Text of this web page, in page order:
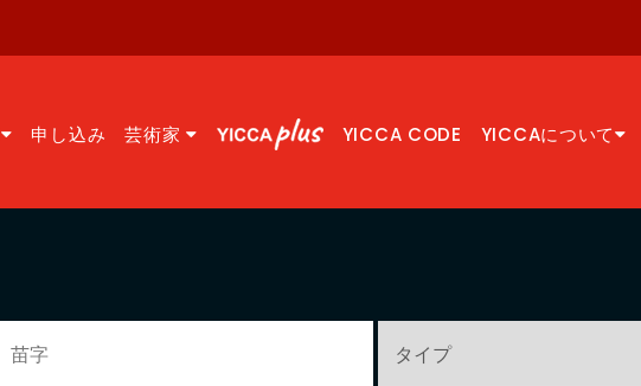
申し込み 芸術家 YICCA CODE YICCAについて